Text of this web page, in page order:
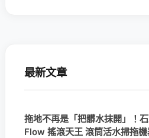
最新文章
拖地不再是「把髒水抹開」！
Flow 搖滾天王 滾筒活水掃拖機